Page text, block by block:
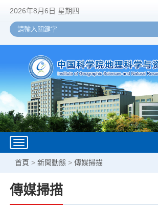
2026年8月6日 星期四
Toggle
navigation
首頁 >新聞動態 >傳媒掃描
傳媒掃描